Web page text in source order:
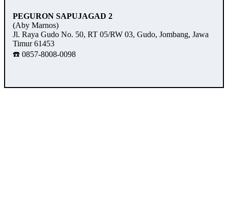
PEGURON SAPUJAGAD 2
(Aby Marnos)
Jl. Raya Gudo No. 50, RT 05/RW 03, Gudo, Jombang, Jawa
Timur 61453
☎️ 0857-8008-0098